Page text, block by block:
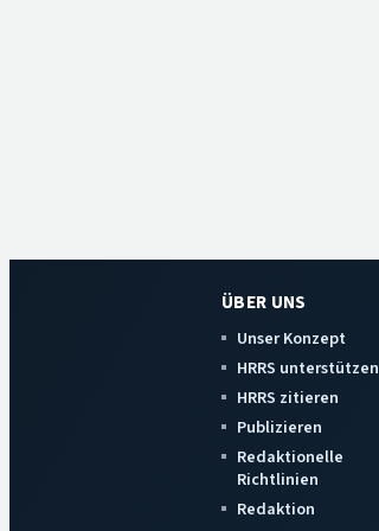
ÜBER UNS
Unser Konzept
HRRS unterstützen
HRRS zitieren
Publizieren
Redaktionelle
Richtlinien
Redaktion